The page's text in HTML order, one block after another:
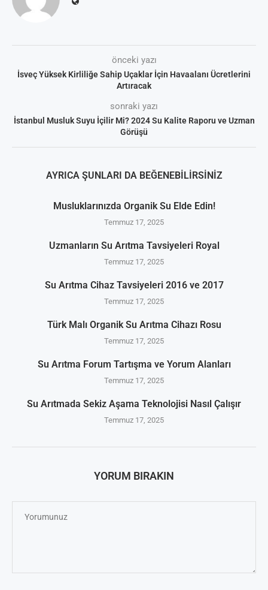
önceki yazı
İsveç Yüksek Kirliliğe Sahip Uçaklar İçin Havaalanı Ücretlerini
Artıracak
sonraki yazı
İstanbul Musluk Suyu İçilir Mi? 2024 Su Kalite Raporu ve Uzman
Görüşü
AYRICA ŞUNLARI DA BEĞENEBILIRSINIZ
Musluklarınızda Organik Su Elde Edin!
Temmuz 17, 2025
Uzmanların Su Arıtma Tavsiyeleri Royal
Temmuz 17, 2025
Su Arıtma Cihaz Tavsiyeleri 2016 ve 2017
Temmuz 17, 2025
Türk Malı Organik Su Arıtma Cihazı Rosu
Temmuz 17, 2025
Su Arıtma Forum Tartışma ve Yorum Alanları
Temmuz 17, 2025
Su Arıtmada Sekiz Aşama Teknolojisi Nasıl Çalışır
Temmuz 17, 2025
YORUM BIRAKIN